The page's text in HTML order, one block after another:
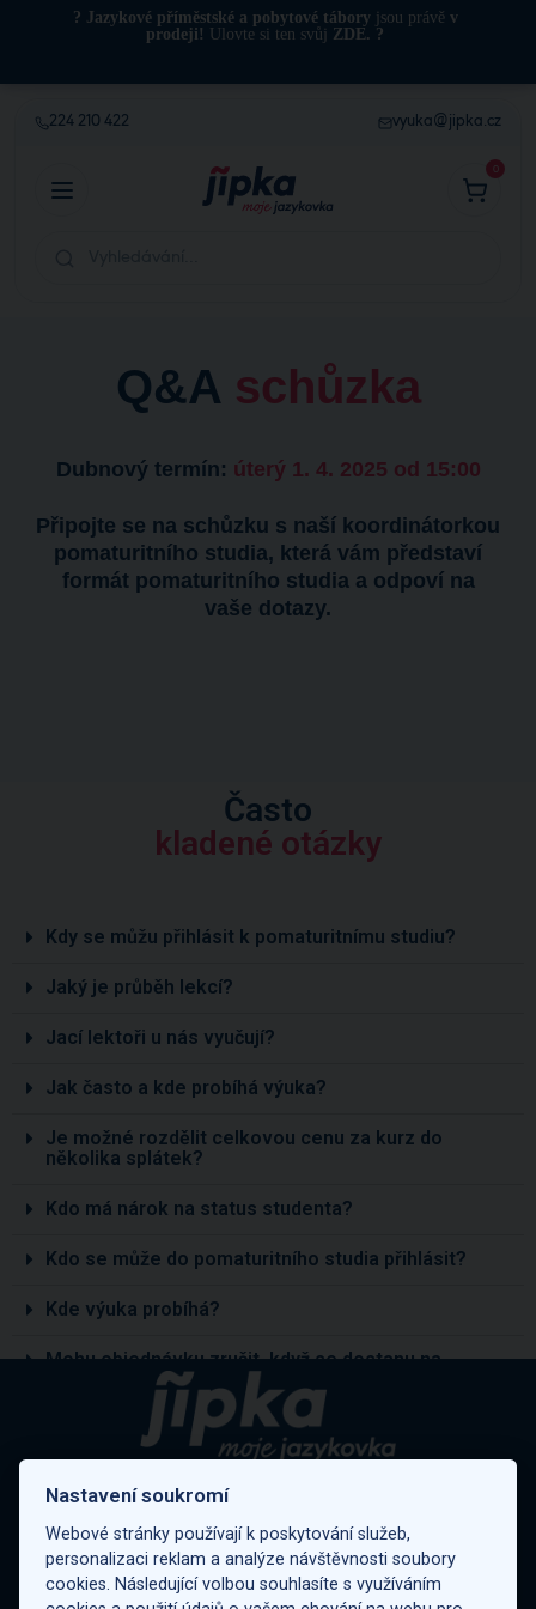
224 210 422 vyuka@jipka.cz
0
Q&A schůzka
Dubnový termín: úterý 1. 4. 2025 od 15:00
Připojte se na schůzku s naší koordinátorkou
pomaturitního studia, která vám představí
formát pomaturitního studia a odpoví na
vaše dotazy.
Často
kladené otázky
Kdy se můžu přihlásit k pomaturitnímu studiu?
Jaký je průběh lekcí?
Jací lektoři u nás vyučují?
Jak často a kde probíhá výuka?
Je možné rozdělit celkovou cenu za kurz do
několika splátek?
Kdo má nárok na status studenta?
Kdo se může do pomaturitního studia přihlásit?
Kde výuka probíhá?
Mohu objednávku zrušit, když se dostanu na
vysokou školu?
Jsme součástí EDUA Group:
Top Vision
Nastavení soukromí
Webové stránky používají k poskytování služeb,
personalizaci reklam a analýze návštěvnosti soubory
cookies. Následující volbou souhlasíte s využíváním
?️ Jazykové příměstské a pobytové tábory jsou právě v
prodeji! Ulovte si ten svůj ZDE. ?️